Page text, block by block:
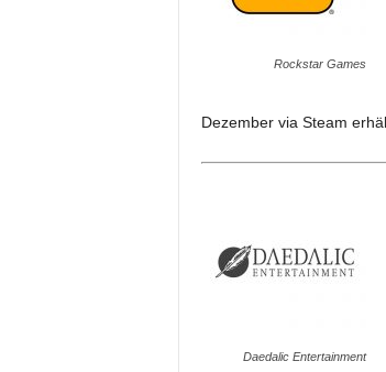
Rockstar Games
Dezember via Steam
Daedalic Entertainment